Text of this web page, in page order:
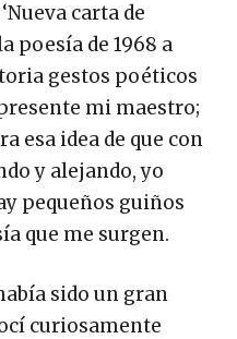
carta de
poesía de 1968 a
gestos poéticos
mi maestro;
esa idea de que con
y alejando, yo
pequeños guiños
que me surgen.
sido un gran
curiosamente